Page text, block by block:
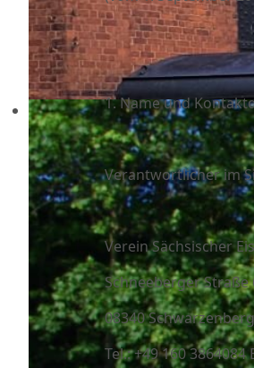
1. Name und
Verantwortlicher im
Verein Sächsischer
Schneeberger Straße
08340 Schwarzenberg
Tel.: +49 160 3864084